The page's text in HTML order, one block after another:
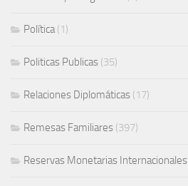
Política(1)
Politicas Publicas (35)
Relaciones Diplomáticas (17)
Remesas Familiares (397)
Reservas Monetarias Internacionales